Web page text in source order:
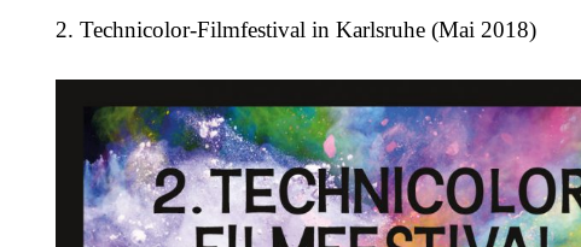
2. Technicolor-Filmfestival in Karlsruhe (Mai 2018)